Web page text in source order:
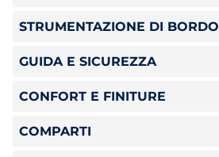
STRUMENTAZIONE DI BORDO
GUIDA E SICUREZZA
CONFORT E FINITURE
COMPARTI